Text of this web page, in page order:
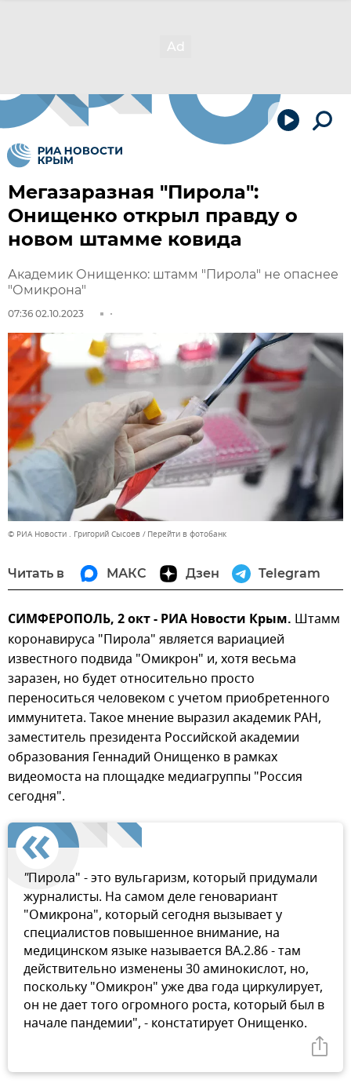
Мегазаразная "Пирола":
Онищенко открыл правду о
новом штамме ковида
Академик Онищенко: штамм "Пирола" не опаснее
"Омикрона"
07:36 02.10.2023
© РИА Новости . Григорий Сысоев Перейти в фотобанк
Читать в МАКС Дзен Telegram
СИМФЕРОПОЛЬ, 2 окт - РИА Новости Крым. Штамм
коронавируса "Пирола" является вариацией
известного подвида "Омикрон" и, хотя весьма
заразен, но будет относительно просто
переноситься человеком с учетом приобретенного
иммунитета. Такое мнение выразил академик РАН,
заместитель президента Российской академии
образования Геннадий Онищенко в рамках
видеомоста на площадке медиагруппы "Россия
сегодня".
"Пирола" - это вульгаризм, который придумали
журналисты. На самом деле геновариант
"Омикрона", который сегодня вызывает у
специалистов повышенное внимание, на
медицинском языке называется BA.2.86 - там
действительно изменены 30 аминокислот, но,
поскольку "Омикрон" уже два года циркулирует,
он не дает того огромного роста, который был в
начале пандемии", - констатирует Онищенко.